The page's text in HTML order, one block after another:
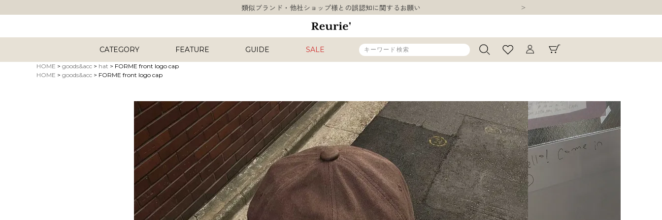
類似ブランド・他社ショップ様との誤認知に関するお願い
熊本県熊本地方を震源とする地震の影響について
お盆期間中の営業・配送に関して
類似ブランド・他社ショップ様との誤認知に関するお願い
10,000円以上ご購入で送料無料
CATEGORY FEATURE GUIDE SALE
新着 再入荷
SALE
商品タイプ
ORIGINAL HIT ITEM
カラー
HOME goods&acc hat
FORME front logo cap
HOME
goods&acc FORME front logo cap